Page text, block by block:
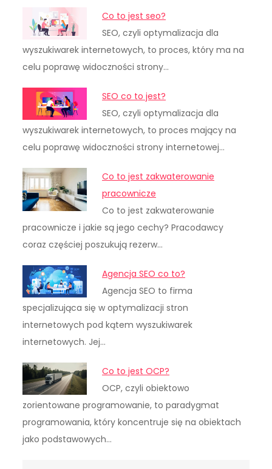
Co to jest seo?
SEO, czyli optymalizacja dla
wyszukiwarek internetowych, to proces, który ma na
celu poprawę widoczności strony…
SEO co to jest?
SEO, czyli optymalizacja dla
wyszukiwarek internetowych, to proces mający na
celu poprawę widoczności strony internetowej…
Co to jest zakwaterowanie
pracownicze
Co to jest zakwaterowanie
pracownicze i jakie są jego cechy? Pracodawcy
coraz częściej poszukują rezerw…
Agencja SEO co to?
Agencja SEO to firma
specjalizująca się w optymalizacji stron
internetowych pod kątem wyszukiwarek
internetowych. Jej…
Co to jest OCP?
OCP, czyli obiektowo
zorientowane programowanie, to paradygmat
programowania, który koncentruje się na obiektach
jako podstawowych…